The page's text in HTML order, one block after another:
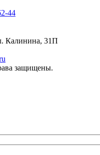
44
Калинина, 31П
защищены.